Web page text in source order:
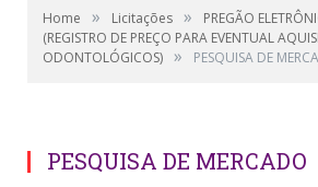
Home » Licitações »
PREGÃO
(REGISTRO DE PREÇO PARA EVENTUAL
ODONTOLÓGICOS) » PESQUISA DE
PESQUISA DE MERCADO